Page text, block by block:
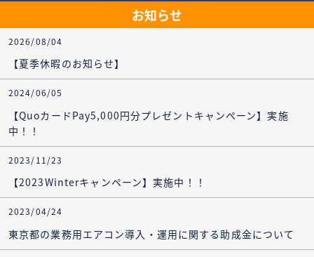
お知らせ
2026/08/04
【夏季休暇のお知らせ】
2024/06/05
【QuoカードPay5,000円分プレゼントキャンペーン】実施
中！！
2023/11/23
【2023Winterキャンペーン】実施中！！
2023/04/24
東京都の業務用エアコン導入・運用に関する助成金について